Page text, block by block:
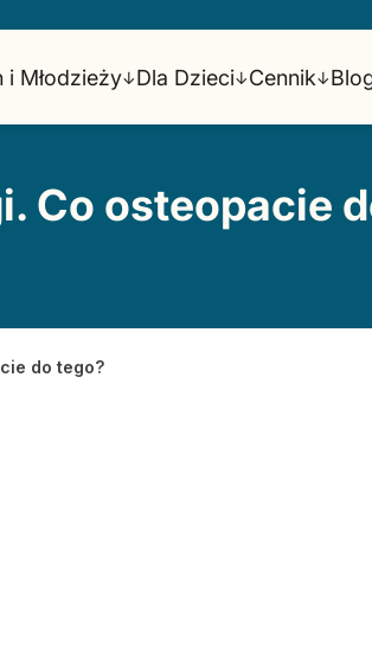
i Młodzieży↓Dla Dzieci↓Cennik↓
Co osteopacie
do tego?